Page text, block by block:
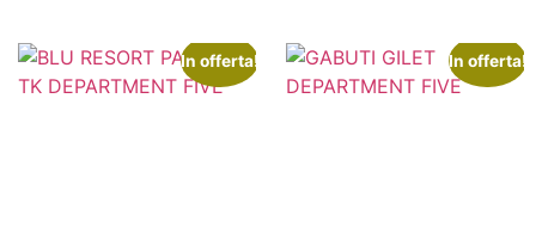
In offerta! In offerta!